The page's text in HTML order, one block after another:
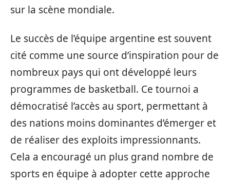
sur la scène mondiale.
Le succès de l’équipe argentine est souvent
cité comme une source d’inspiration pour de
nombreux pays qui ont développé leurs
programmes de basketball. Ce tournoi a
démocratisé l’accès au sport, permettant à
des nations moins dominantes d’émerger et
de réaliser des exploits impressionnants.
Cela a encouragé un plus grand nombre de
sports en équipe à adopter cette approche